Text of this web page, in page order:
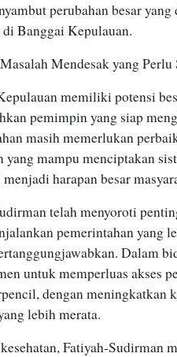
perubahan besar
di Banggai Kepulauan.
Mendesak yang Perlu
memiliki potensi
pemimpin yang siap
masih memerlukan
yang mampu menciptakan
harapan besar
telah menyoroti
pemerintahan yang
Dalam
untuk memperluas akses
dengan meningkatkan
lebih merata.
Fatiyah-Sudirman